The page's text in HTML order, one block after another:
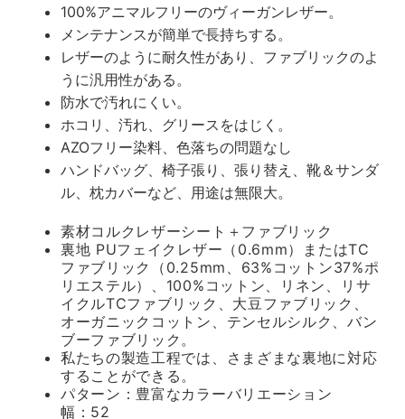
100%アニマルフリーのヴィーガンレザー。
メンテナンスが簡単で長持ちする。
レザーのように耐久性があり、ファブリックのよ
うに汎用性がある。
防水で汚れにくい。
ホコリ、汚れ、グリースをはじく。
AZOフリー染料、色落ちの問題なし
ハンドバッグ、椅子張り、張り替え、靴＆サンダ
ル、枕カバーなど、用途は無限大。
素材コルクレザーシート＋ファブリック
裏地 PUフェイクレザー（0.6mm）またはTC
ファブリック（0.25mm、63%コットン37%ポ
リエステル）、100%コットン、リネン、リサ
イクルTCファブリック、大豆ファブリック、
オーガニックコットン、テンセルシルク、バン
ブーファブリック。
私たちの製造工程では、さまざまな裏地に対応
することができる。
パターン：豊富なカラーバリエーション
幅：52